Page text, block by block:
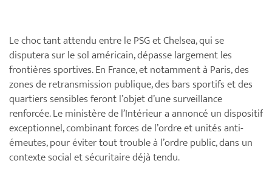
Le choc tant attendu entre le PSG et Chelsea, qui se
disputera sur le sol américain, dépasse largement les
frontières sportives. En France, et notamment à Paris, des
zones de retransmission publique, des bars sportifs et des
quartiers sensibles feront l’objet d’une surveillance
renforcée. Le ministère de l’Intérieur a annoncé un dispositif
exceptionnel, combinant forces de l’ordre et unités anti-
émeutes, pour éviter tout trouble à l’ordre public, dans un
contexte social et sécuritaire déjà tendu.